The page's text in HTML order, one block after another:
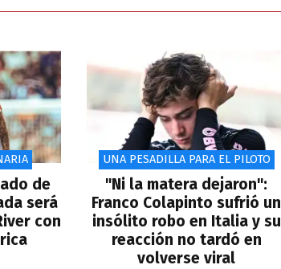
de
será
con
UNA PESADILLA PARA EL PILOTO
"Ni la matera dejaron":
Franco Colapinto sufrió un
insólito robo en Italia y su
reacción no tardó en
volverse viral